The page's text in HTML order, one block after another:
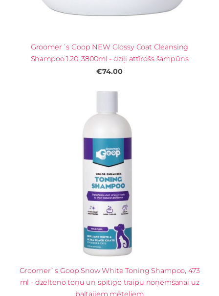
Groomer´s Goop NEW Glossy Coat Cleansing
Shampoo 1:20, 3800ml - dziļi attīrošs šampūns
€74.00
Groomer`s Goop Snow White Toning Shampoo, 473
ml - dzelteno toņu un spītīgo traipu noņemšanai uz
baltajiem mēteļiem